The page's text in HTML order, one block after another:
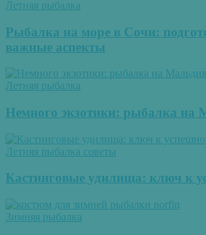
Летняя рыбалка
Рыбалка на море в Сочи:
важные аспекты
Летняя рыбалка
Немного экзотики: рыбалка на
Летняя рыбалка советы
Кастинговые удилища: ключ к
Зимняя рыбалка